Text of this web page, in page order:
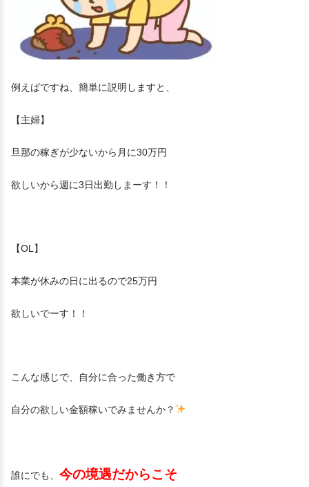
例えばですね、簡単に説明しますと、
【主婦】
旦那の稼ぎが少ないから月に30万円
欲しいから週に3日出勤しまーす！！
【OL】
本業が休みの日に出るので25万円
欲しいでーす！！
こんな感じで、自分に合った働き方で
自分の欲しい金額稼いでみませんか？
誰にでも、 今の境遇だからこそ